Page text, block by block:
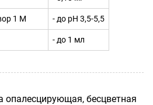
1 М - до pH 3,5-5,5
- до 1 мл
опалесцирующая, бесцветная